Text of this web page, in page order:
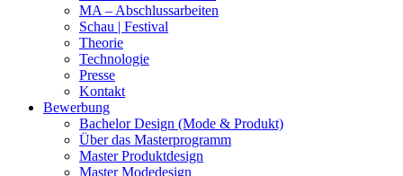
MA – Abschlussarbeiten
Schau | Festival
Theorie
Technologie
Presse
Kontakt
Bewerbung
Bachelor Design (Mode & Produkt)
Über das Masterprogramm
Master Produktdesign
Master Modedesign